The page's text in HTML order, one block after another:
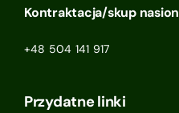
Kontraktacja/skup nasion
+48 504 141 917
Przydatne linki